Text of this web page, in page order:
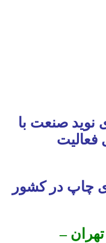
نوید صنعت با
فعالیت
چاپ در کشور
–